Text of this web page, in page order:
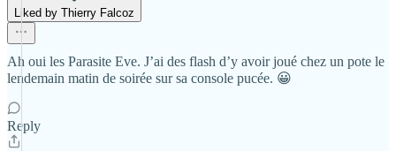
Liked by Thierry Falcoz
Ah oui les Parasite Eve. J’ai des flash d’y avoir joué chez un pote le
lendemain matin de soirée sur sa console pucée. 😀
Reply